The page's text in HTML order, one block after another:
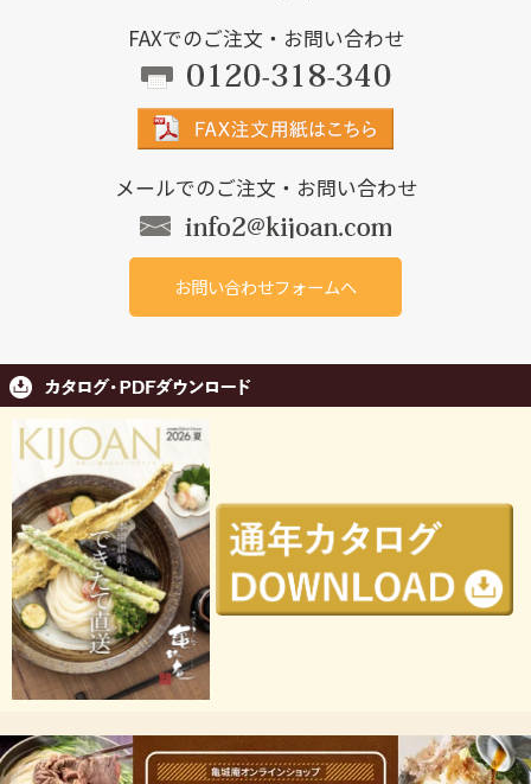
FAXでのご注文・お問い合わせ
メールでのご注文・お問い合わせ
お問い合わせフォームへ